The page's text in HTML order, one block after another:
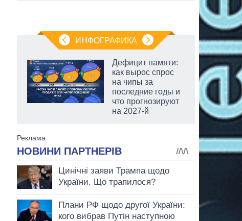
ИНФОГРАФИКА
Дефицит памяти:
как вырос спрос
на чипы за
последние годы и
что прогнозируют
на 2027-й